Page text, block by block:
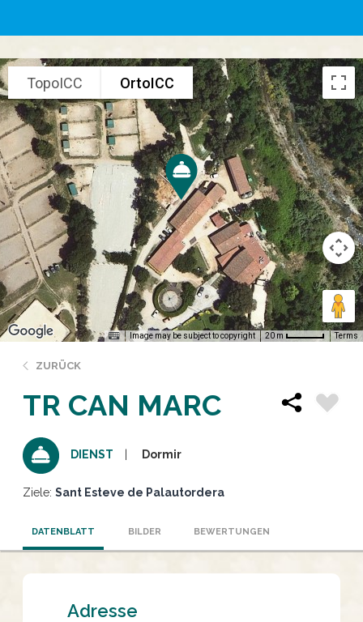
TopoICC OrtoICC
Image may be subject to copyright 20 m Terms
ZURÜCK
TR CAN MARC
DIENST Dormir
Ziele: Sant Esteve de Palautordera
DATENBLATT BILDER BEWERTUNGEN
Adresse